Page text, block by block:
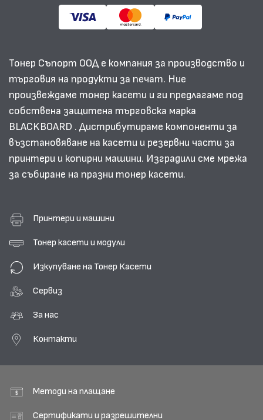
Тонер Съпорт ООД е компания за производство и
търговия на продукти за печат. Ние
произвеждаме тонер касети и ги предлагаме под
собствена защитена търговска марка
BLACKBOARD . Дистрибутираме компоненти за
възстановяване на касети и резервни части за
принтери и копирни машини. Изградили сме мрежа
за събиране на празни тонер касети.
Принтери и машини
Тонер касети и модули
Изкупуване на Тонер Касети
Сервиз
За нас
Контакти
Методи на плащане
Сертификати и разрешителни